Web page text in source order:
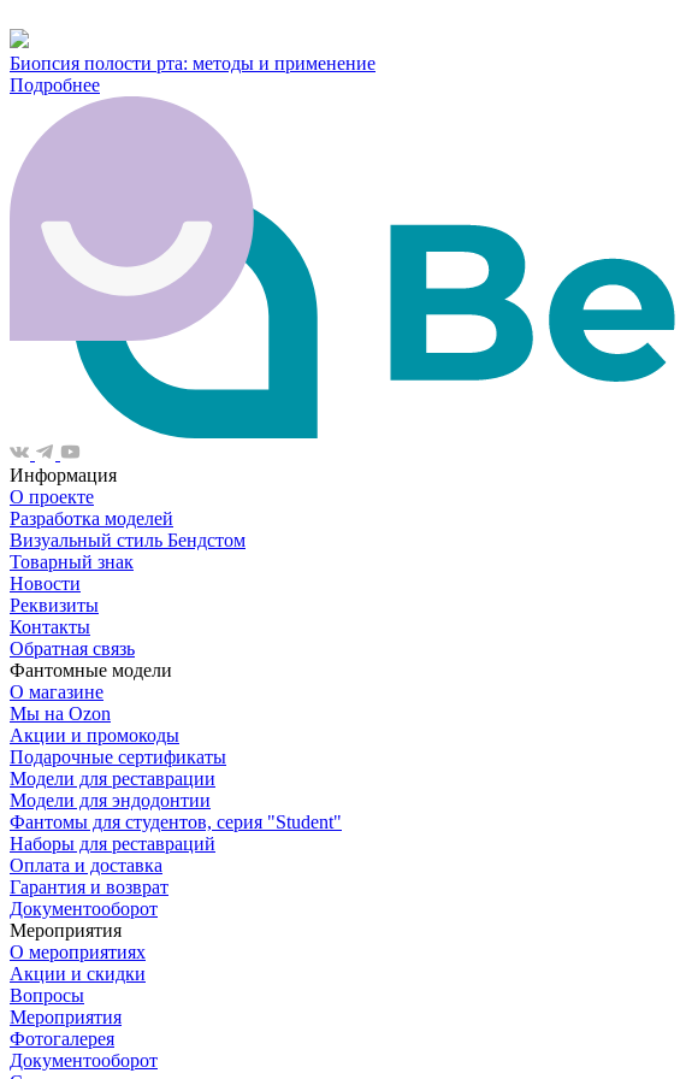
Биопсия полости рта: методы и применение
Подробнее
Информация
О проекте
Разработка моделей
Визуальный стиль Бендстом
Товарный знак
Новости
Реквизиты
Контакты
Обратная связь
Фантомные модели
О магазине
Мы на Ozon
Акции и промокоды
Подарочные сертификаты
Модели для реставрации
Модели для эндодонтии
Фантомы для студентов, серия "Student"
Наборы для реставраций
Оплата и доставка
Гарантия и возврат
Документооборот
Мероприятия
О мероприятиях
Акции и скидки
Вопросы
Мероприятия
Фотогалерея
Документооборот